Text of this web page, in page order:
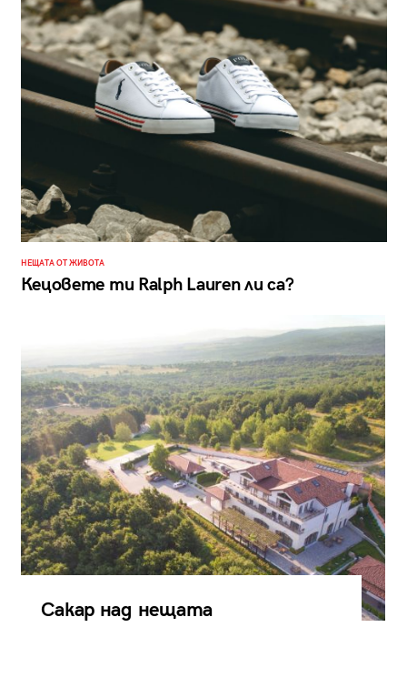
НЕЩАТА ОТ ЖИВОТА
Кецовете ти Ralph Lauren ли са?
Сакар над нещата